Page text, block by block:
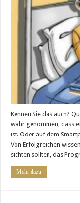
Kennen Sie das auch?
wahr genommen, dass
ist. Oder auf dem
Von Erfolgreichen
sichten sollten, das
Mehr dazu